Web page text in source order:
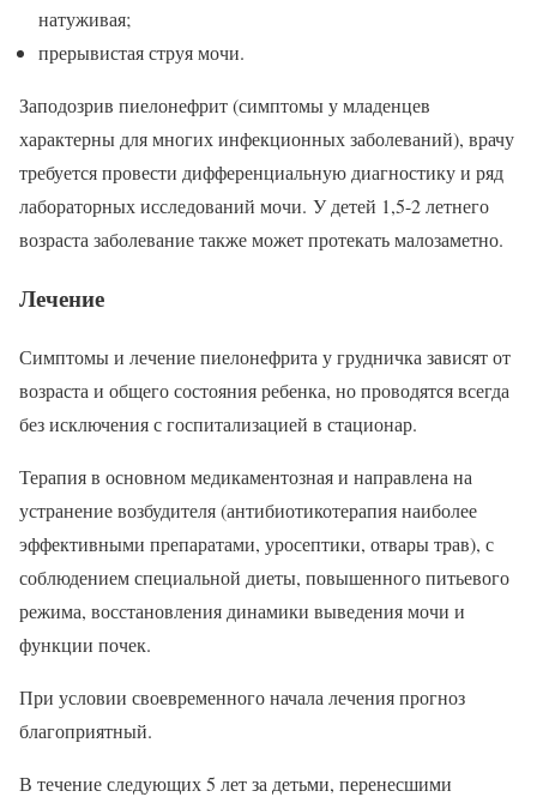
натуживая;
прерывистая струя мочи.
Заподозрив пиелонефрит (симптомы у младенцев
характерны для многих инфекционных заболеваний), врачу
требуется провести дифференциальную диагностику и ряд
лабораторных исследований мочи. У детей 1,5-2 летнего
возраста заболевание также может протекать малозаметно.
Лечение
Симптомы и лечение пиелонефрита у грудничка зависят от
возраста и общего состояния ребенка, но проводятся всегда
без исключения с госпитализацией в стационар.
Терапия в основном медикаментозная и направлена на
устранение возбудителя (антибиотикотерапия наиболее
эффективными препаратами, уросептики, отвары трав), с
соблюдением специальной диеты, повышенного питьевого
режима, восстановления динамики выведения мочи и
функции почек.
При условии своевременного начала лечения прогноз
благоприятный.
В течение следующих 5 лет за детьми, перенесшими